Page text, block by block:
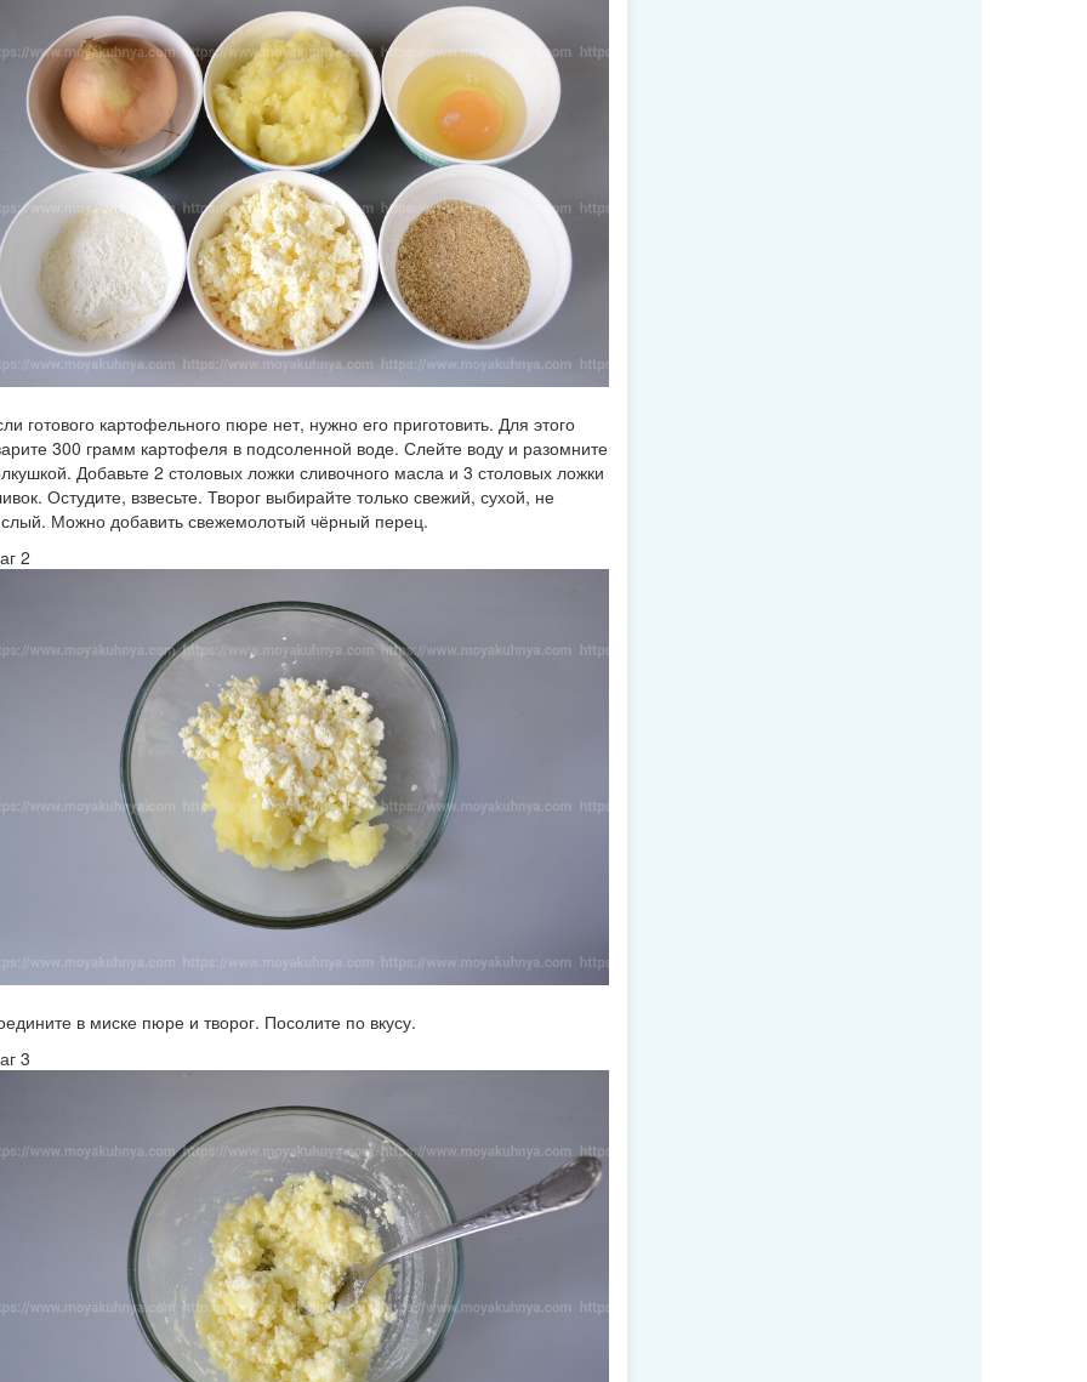
готового картофельного пюре нет, нужно его приготовить. Для этого
300 грамм картофеля в подсоленной воде. Слейте воду и разомните
Добавьте 2 столовых ложки сливочного масла и 3 столовых ложки
Остудите, взвесьте. Творог выбирайте только свежий, сухой, не
Можно добавить свежемолотый чёрный перец.
2
в миске пюре и творог. Посолите по вкусу.
3